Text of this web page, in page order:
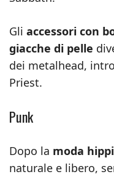
Gli accessori con
giacche di pelle
dei metalhead,
Priest.
Punk
Dopo la moda
naturale e libero,